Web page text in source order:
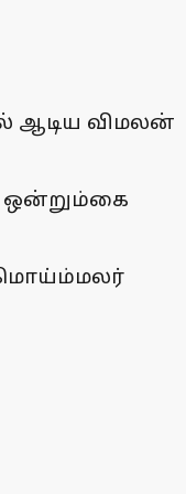
ஆடிய விமலன்
ஒன்றும்கை
மொய்ம்மலர்